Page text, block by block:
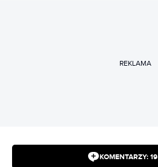
REKLAMA
KOMENTARZY: 19